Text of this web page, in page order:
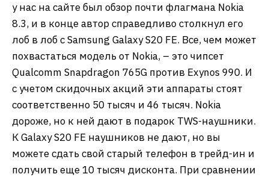
у нас на сайте был обзор почти флагмана Nokia
8.3, и в конце автор справедливо столкнул его
лоб в лоб с Samsung Galaxy S20 FE. Все, чем может
похвастаться модель от Nokia, – это чипсет
Qualcomm Snapdragon 765G против Exynos 990. И
с учетом скидочных акций эти аппараты стоят
соответственно 50 тысяч и 46 тысяч. Nokia
дороже, но к ней дают в подарок TWS-наушники.
К Galaxy S20 FE наушников не дают, но вы
можете сдать свой старый телефон в трейд-ин и
получить еще 10 тысяч дисконта. При сравнении